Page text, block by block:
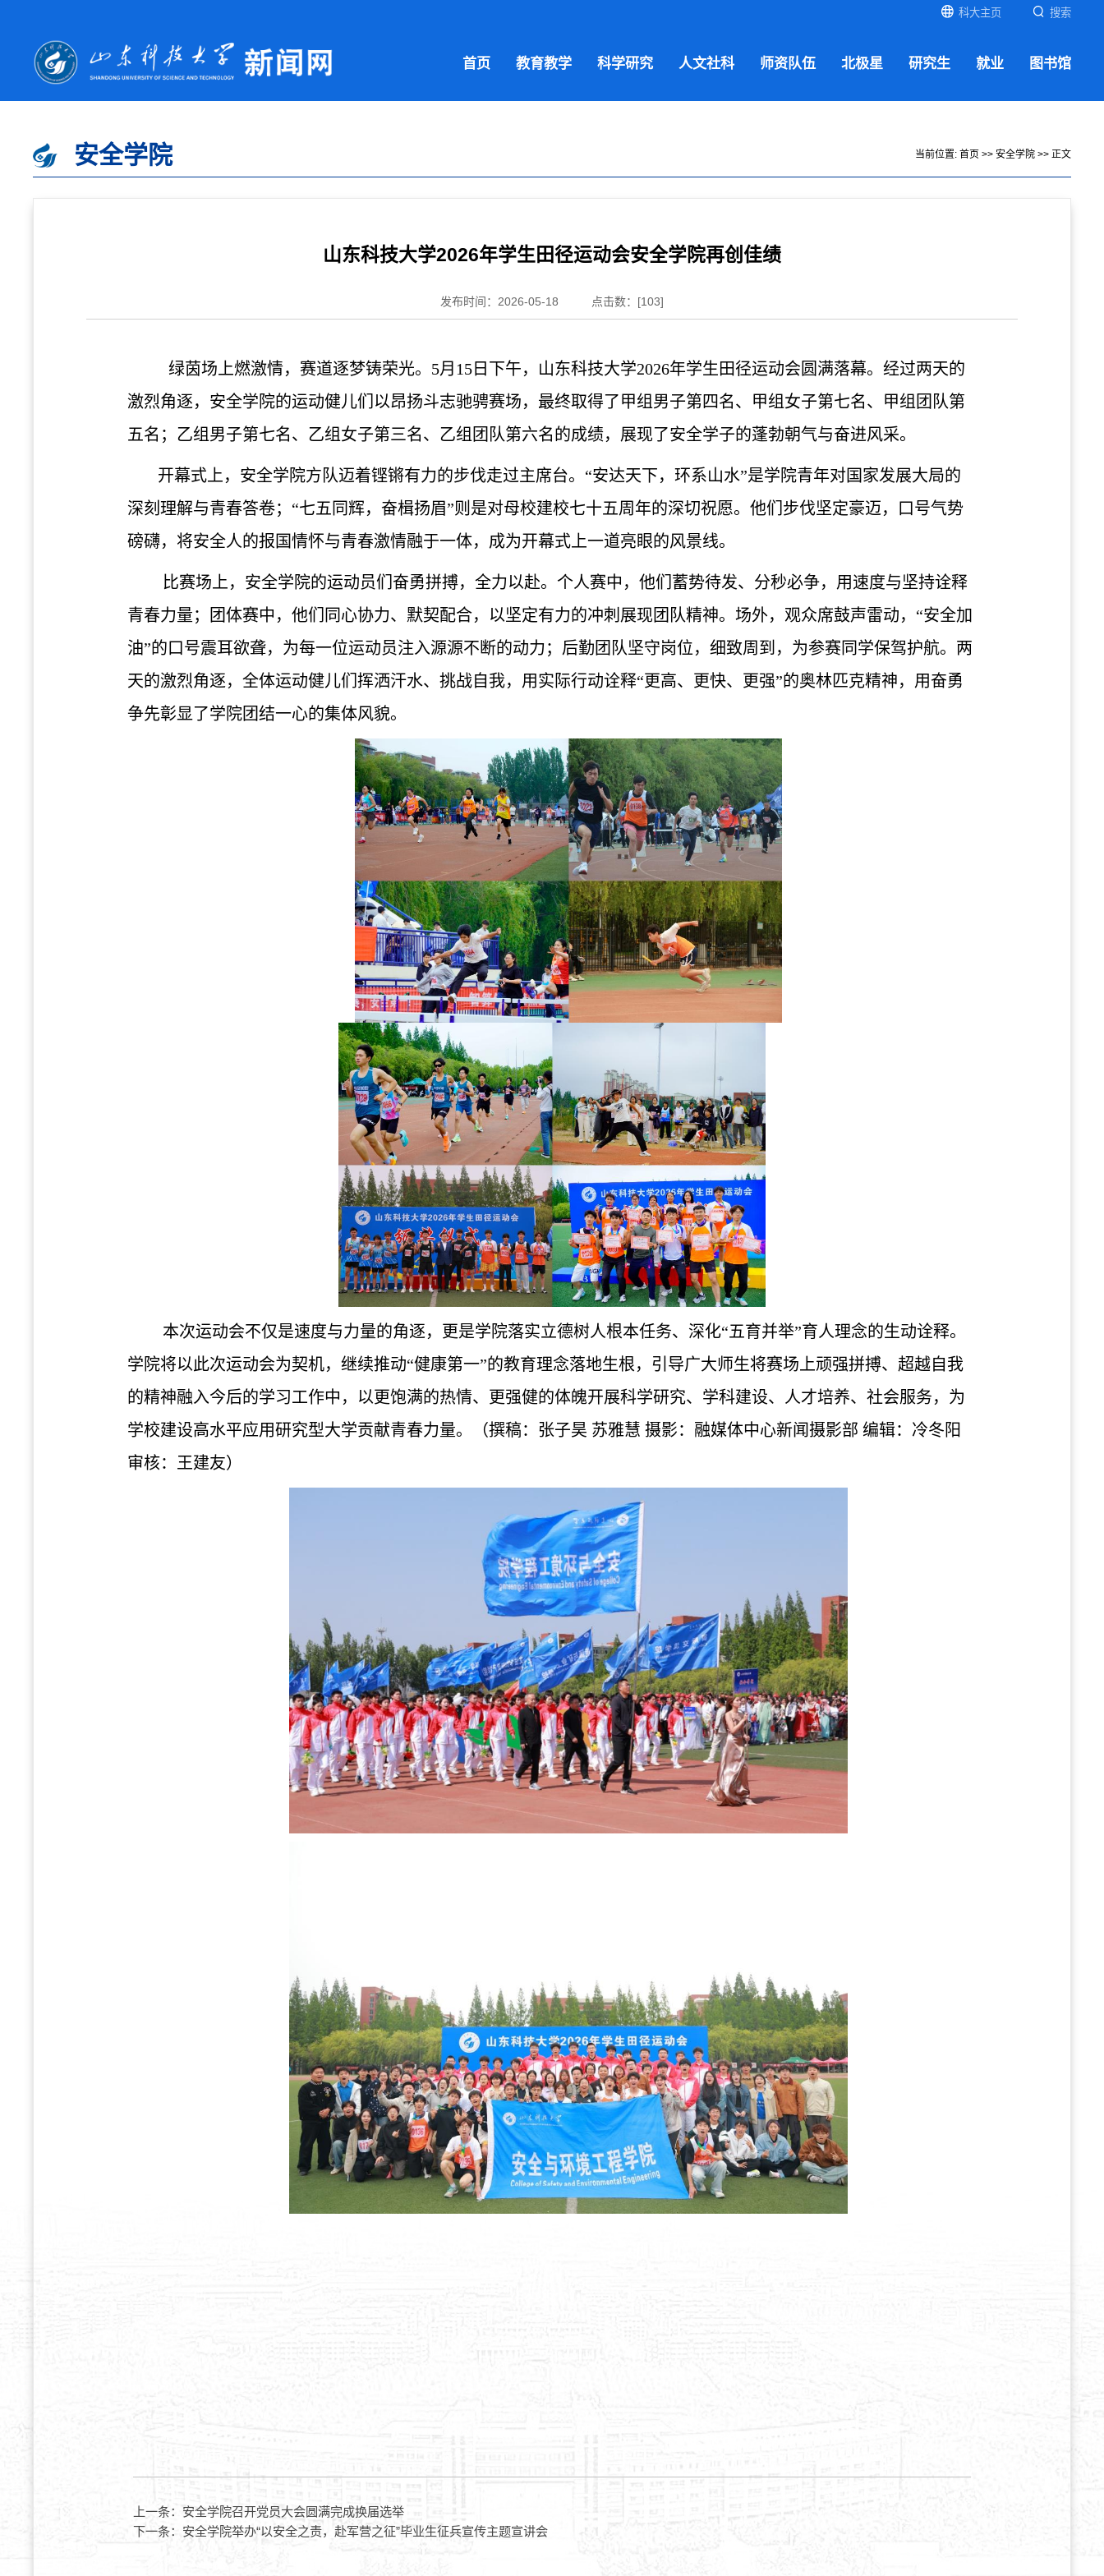
科大主页 搜索
首页 教育教学 科学研究 人文社科 师资队伍 北极星 研究生 就业 图书馆
安全学院 当前位置: 首页 >> 安全学院>> 正文
山东科技大学2026年学生田径运动会安全学院再创佳绩
发布时间：2026-05-18 点击数：[103]
绿茵场上燃激情，赛道逐梦铸荣光。5月15日下午，山东科技大学2026年学生田径运动会圆满落幕。经过两天的
激烈角逐，安全学院的运动健儿们以昂扬斗志驰骋赛场，最终取得了甲组男子第四名、甲组女子第七名、甲组团队第
五名；乙组男子第七名、乙组女子第三名、乙组团队第六名的成绩，展现了安全学子的蓬勃朝气与奋进风采。
开幕式上，安全学院方队迈着铿锵有力的步伐走过主席台。“安达天下，环系山水”是学院青年对国家发展大局的
深刻理解与青春答卷；“七五同辉，奋楫扬眉”则是对母校建校七十五周 年的深切祝愿。他们步伐坚定豪迈，口号气势
磅礴， 将安全人的报国情怀与青春激情融于一体， 成为开幕式上一道亮眼的风景线。
比赛场上， 安全学院的运动员们奋勇拼搏，全力以赴。个人赛中 ，他们蓄势待发、 分秒必争，用速度与坚持诠释
青春力量； 团体赛中 ，他们同心协力、 默契配合， 以坚定有力的冲刺展现 团队精神。场外， 观众席鼓声雷动，“安全加
油”的口号震耳欲聋，为每一位运动员注入源源不断的动力； 后勤团队坚守岗位，细致周到，为参赛同学保驾护航。两
天的激烈角逐，全体运动健儿们挥洒汗水、挑战自我，用实际行动诠释“更高、更快、更强”的奥林匹克精神，用奋勇
争先彰显了学院团结一心的集体风貌。
本次运动会不仅是速度与力量的角逐，
更是学院落实立德树人根本任务、深化“五育并举”育人理念的生动诠释。
学院将以此次运动会为契机，继续推动“健康第一”的教育理念落地生根，引导广大师生将赛场上顽强拼搏、超越自我
的精神融入今后的学习工作中， 以更饱满的热情、更强健的体魄开展科学研究、学科建设、人才培养、社会服务， 为
学校建设高水平应用研究型大学贡献青春力量。
（撰稿：张子昊 苏雅慧 摄影：融媒体中心新闻摄影部 编辑：冷冬阳
审核：王建友）
上一条： 安全学院召开党员大会圆满完成换届选举
下一条： 安全学院举办“以安全之责，赴军营之征”毕业生征兵宣传主题宣讲会